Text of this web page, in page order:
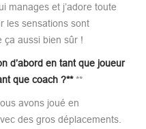
manages et j’adore toute
les sensations sont
ça aussi bien sûr !
d’abord en tant que joueur
que coach ?****
avons joué en
des gros déplacements.